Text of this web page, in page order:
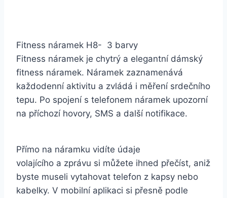
Fitness náramek H8- 3 barvy
Fitness náramek je chytrý a elegantní dámský
fitness náramek. Náramek zaznamenává
každodenní aktivitu a zvládá i měření srdečního
tepu. Po spojení s telefonem náramek upozorní
na příchozí hovory, SMS a další notifikace.
Přímo na náramku vidíte údaje
volajícího a zprávu si můžete ihned přečíst, aniž
byste museli vytahovat telefon z kapsy nebo
kabelky. V mobilní aplikaci si přesně podle